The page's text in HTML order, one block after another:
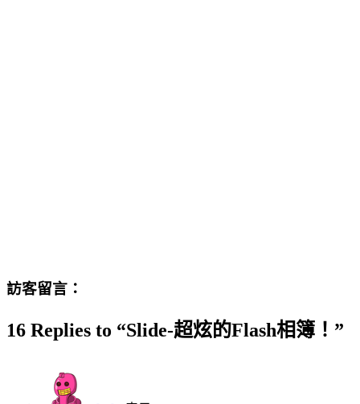
訪客留言：
16 Replies to “Slide-超炫的Flash相簿！”